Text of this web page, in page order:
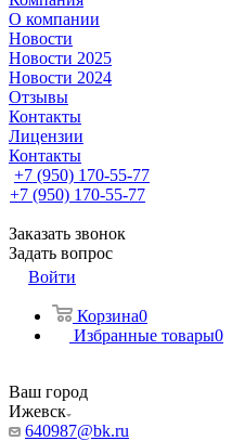
О компании
Новости
Новости 2025
Новости 2024
Отзывы
Контакты
Лицензии
Контакты
+7 (950) 170-55-77
+7 (950) 170-55-77
Заказать звонок
Задать вопрос
Войти
Корзина0
Избранные товары0
Ваш город
Ижевск
640987@bk.ru